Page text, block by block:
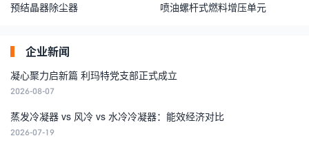
预结晶器除尘器 喷油螺杆式燃料增压单元
企业新闻
凝心聚力启新篇 利玛特党支部正式成立
2026-08-07
蒸发冷凝器 vs 风冷 vs 水冷冷凝器：能效经济对比
2026-07-19